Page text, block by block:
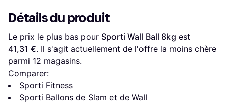
Détails du produit
Le prix le plus bas pour Sporti Wall Ball 8kg
41,31 €. Il s'agit actuellement de l'offre la moins chère
parmi 12 magasins.
Comparer:
Sporti Fitness
Sporti Ballons de Slam et de Wall